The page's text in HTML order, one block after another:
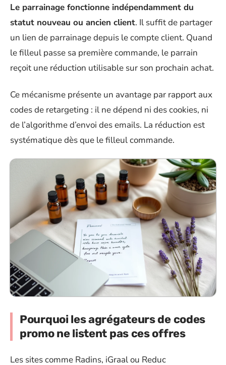
Le parrainage fonctionne indépendamment du
statut nouveau ou ancien client. Il suffit de partager
un lien de parrainage depuis le compte client. Quand
le filleul passe sa première commande, le parrain
reçoit une réduction utilisable sur son prochain achat.
Ce mécanisme présente un avantage par rapport aux
codes de retargeting : il ne dépend ni des cookies, ni
de l’algorithme d’envoi des emails. La réduction est
systématique dès que le filleul commande.
Pourquoi les agrégateurs de codes
promo ne listent pas ces offres
Les sites comme Radins, iGraal ou Reduc